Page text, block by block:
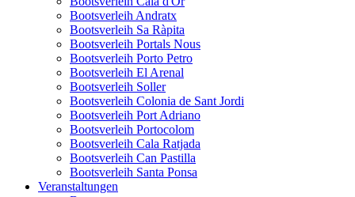
Bootsverleih Andratx
Bootsverleih Sa Ràpita
Bootsverleih Portals Nous
Bootsverleih Porto Petro
Bootsverleih El Arenal
Bootsverleih Soller
Bootsverleih Colonia de Sant Jordi
Bootsverleih Port Adriano
Bootsverleih Portocolom
Bootsverleih Cala Ratjada
Bootsverleih Can Pastilla
Bootsverleih Santa Ponsa
Veranstaltungen